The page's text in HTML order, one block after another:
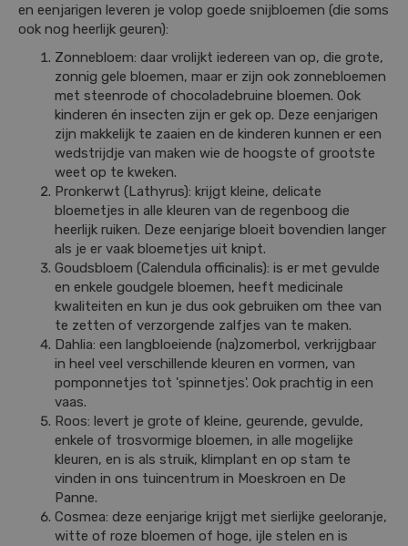
en eenjarigen leveren je volop goede snijbloemen (die soms
ook nog heerlijk geuren):
Zonnebloem: daar vrolijkt iedereen van op, die grote,
zonnig gele bloemen, maar er zijn ook zonnebloemen
met steenrode of chocoladebruine bloemen. Ook
kinderen én insecten zijn er gek op. Deze eenjarigen
zijn makkelijk te zaaien en de kinderen kunnen er een
wedstrijdje van maken wie de hoogste of grootste
weet op te kweken.
Pronkerwt (Lathyrus): krijgt kleine, delicate
bloemetjes in alle kleuren van de regenboog die
heerlijk ruiken. Deze eenjarige bloeit bovendien langer
als je er vaak bloemetjes uit knipt.
Goudsbloem (Calendula officinalis): is er met gevulde
en enkele goudgele bloemen, heeft medicinale
kwaliteiten en kun je dus ook gebruiken om thee van
te zetten of verzorgende zalfjes van te maken.
Dahlia: een langbloeiende (na)zomerbol, verkrijgbaar
in heel veel verschillende kleuren en vormen, van
pomponnetjes tot 'spinnetjes'. Ook prachtig in een
vaas.
Roos: levert je grote of kleine, geurende, gevulde,
enkele of trosvormige bloemen, in alle mogelijke
kleuren, en is als struik, klimplant en op stam te
vinden in ons tuincentrum in Moeskroen en De
Panne.
Cosmea: deze eenjarige krijgt met sierlijke geeloranje,
witte of roze bloemen of hoge, ijle stelen en is